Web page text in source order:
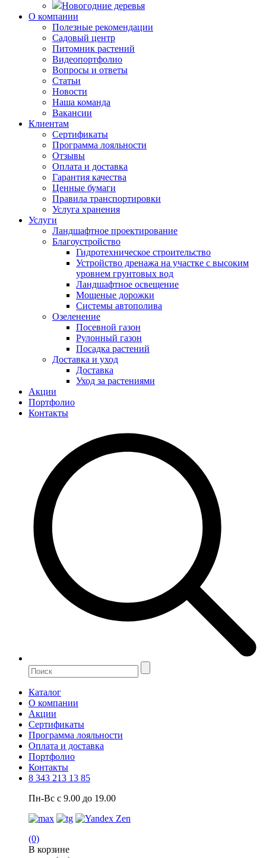
Новогодние деревья
О компании
Полезные рекомендации
Садовый центр
Питомник растений
Видеопортфолио
Вопросы и ответы
Статьи
Новости
Наша команда
Вакансии
Клиентам
Сертификаты
Программа лояльности
Отзывы
Оплата и доставка
Гарантия качества
Ценные бумаги
Правила транспортировки
Услуга хранения
Услуги
Ландшафтное проектирование
Благоустройство
Гидротехническое строительство
Устройство дренажа на участке с высоким
уровнем грунтовых вод
Ландшафтное освещение
Мощеные дорожки
Системы автополива
Озеленение
Посевной газон
Рулонный газон
Посадка растений
Доставка и уход
Доставка
Уход за растениями
Акции
Портфолио
Контакты
Каталог
О компании
Акции
Сертификаты
Программа лояльности
Оплата и доставка
Портфолио
Контакты
8 343 213 13 85
Пн-Вс с 9.00 до 19.00
(0)
В корзине